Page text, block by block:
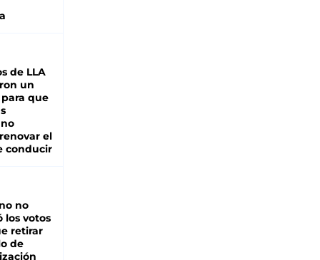
de LLA
un
que
el
conducir
no
los votos
retirar
de